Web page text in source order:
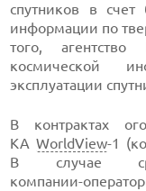
спутников в счет
информации по
того, агентство
космической
эксплуатации
В контрактах
КА WorldView-1
В случае
компании-